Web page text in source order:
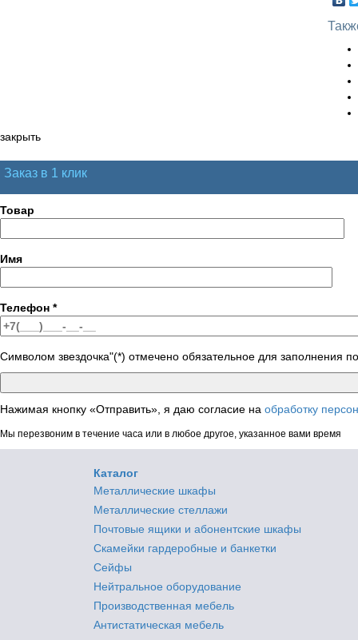
закрыть
Заказ в 1 клик
Товар
Имя
Телефон *
Символом звездочка"(*) отмечено обязательное для заполнения
Нажимая кнопку «Отправить», я даю согласие на обработку
Мы перезвоним в течение часа или в любое другое, указанное вами время
Каталог
Металлические шкафы
Металлические стеллажи
Почтовые ящики и абонентские шкафы
Скамейки гардеробные и банкетки
Сейфы
Нейтральное оборудование
Производственная мебель
Антистатическая мебель